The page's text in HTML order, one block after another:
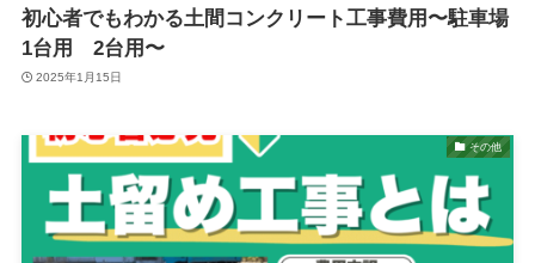
初心者でもわかる土間コンクリート工事費用〜駐車場
1台用 2台用〜
2025年1月15日
その他